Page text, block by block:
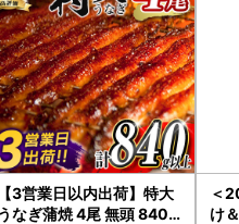
【3営業日以内出荷】特大
うなぎ蒲焼 4尾 無頭 840g
＜
け